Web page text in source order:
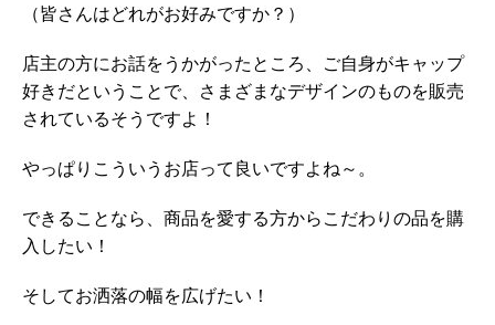
（皆さんはどれがお好みですか？）
店主の方にお話をうかがったところ、ご自身がキャップ
好きだということで、さまざまなデザインのものを販売
されているそうですよ！
やっぱりこういうお店って良いですよね～。
できることなら、商品を愛する方からこだわりの品を購
入したい！
そしてお洒落の幅を広げたい！